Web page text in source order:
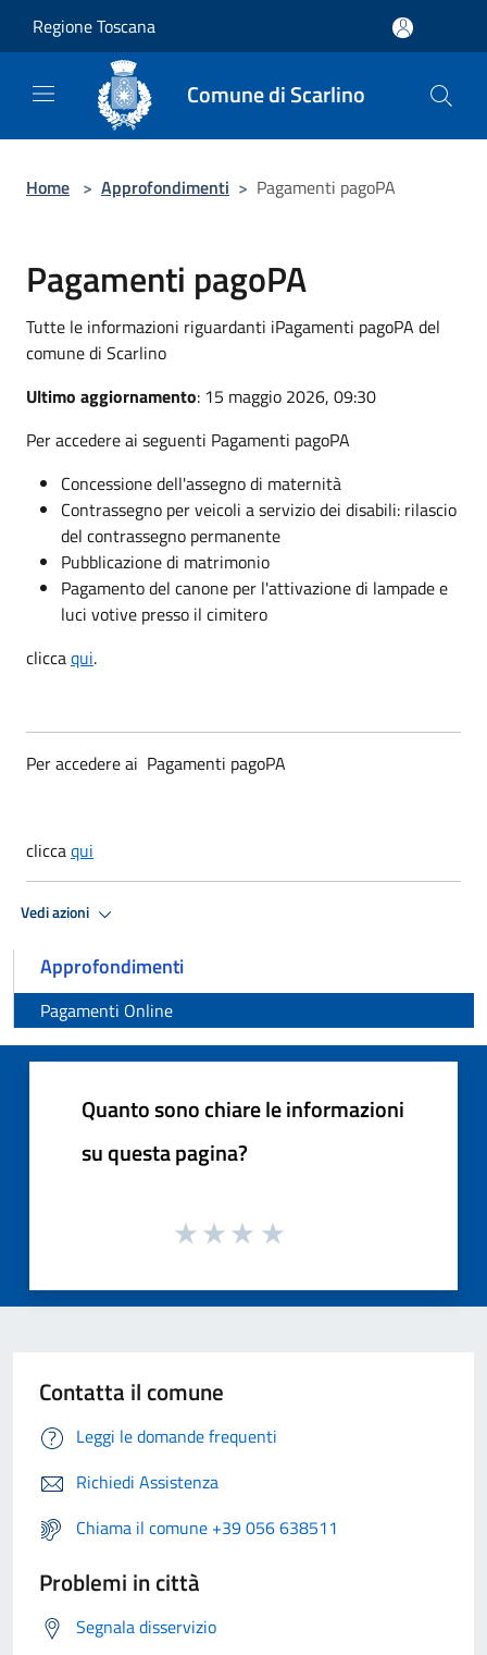
Regione Toscana
Comune di Scarlino
Home > Approfondimenti > Pagamenti pagoPA
Pagamenti pagoPA
Tutte le informazioni riguardanti iPagamenti pagoPA del
comune di Scarlino
Ultimo aggiornamento: 15 maggio 2026, 09:30
Per accedere ai seguenti Pagamenti pagoPA
Concessione dell'assegno di maternità
Contrassegno per veicoli a servizio dei disabili: rilascio
del contrassegno permanente
Pubblicazione di matrimonio
Pagamento del canone per l'attivazione di lampade e
luci votive presso il cimitero
cliccaqui.
Per accedere ai Pagamenti pagoPA
cliccaqui
Vedi azioni
Approfondimenti
Pagamenti Online
Quanto sono chiare le informazioni
su questa pagina?
Contatta il comune
Leggi le domande frequenti
Richiedi Assistenza
Chiama il comune +39 056 638511
Problemi in città
Segnala disservizio